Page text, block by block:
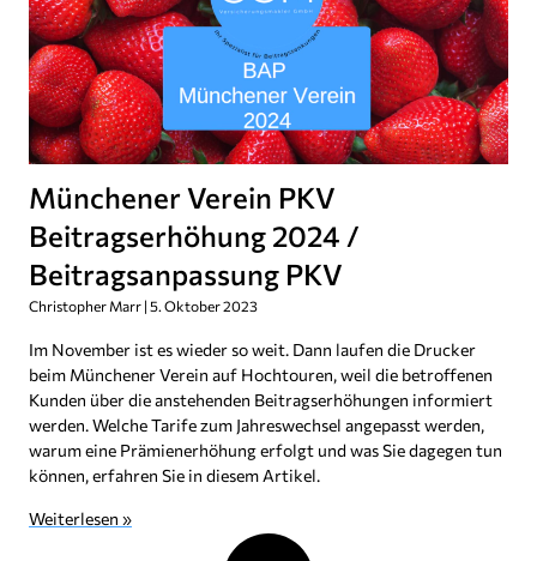
Münchener Verein PKV
Beitragserhöhung 2024 /
Beitragsanpassung PKV
Christopher Marr 5. Oktober 2023
Im November ist es wieder so weit. Dann laufen die Drucker
beim Münchener Verein auf Hochtouren, weil die betroffenen
Kunden über die anstehenden Beitragserhöhungen informiert
werden. Welche Tarife zum Jahreswechsel angepasst werden,
warum eine Prämienerhöhung erfolgt und was Sie dagegen tun
können, erfahren Sie in diesem Artikel.
Weiterlesen »